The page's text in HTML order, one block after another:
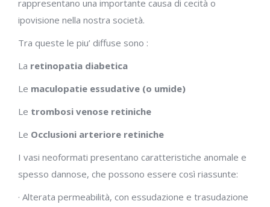
rappresentano una importante causa di cecità o
ipovisione nella nostra società.
Tra queste le piu’ diffuse sono :
La retinopatia diabetica
Le maculopatie essudative (o umide)
Le trombosi venose retiniche
Le Occlusioni arteriore retiniche
I vasi neoformati presentano caratteristiche anomale e
spesso dannose, che possono essere così riassunte:
· Alterata permeabilità, con essudazione e trasudazione